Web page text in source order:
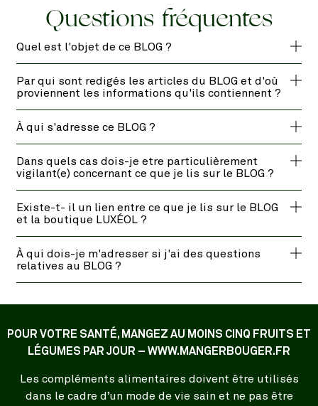
Questions fréquentes
Quel est l'objet de ce BLOG ?
Par qui sont redigés les articles du BLOG et d'où
proviennent les informations qu'ils contiennent ?
À qui s'adresse ce BLOG ?
Dans quels cas dois-je etre particulièrement
vigilant(e) concernant ce que je lis sur le BLOG ?
Existe-t- il un lien entre ce que je lis sur le BLOG
et la boutique LUXÉOL ?
À qui dois-je m'adresser si j'ai des questions
relatives au BLOG ?
POUR VOTRE SANTÉ, MANGEZ AU MOINS CINQ FRUITS ET
LÉGUMES PAR JOUR – WWW.MANGERBOUGER.FR
Les compléments alimentaires doivent être utilisés
dans le cadre d’un mode de vie sain et ne pas être